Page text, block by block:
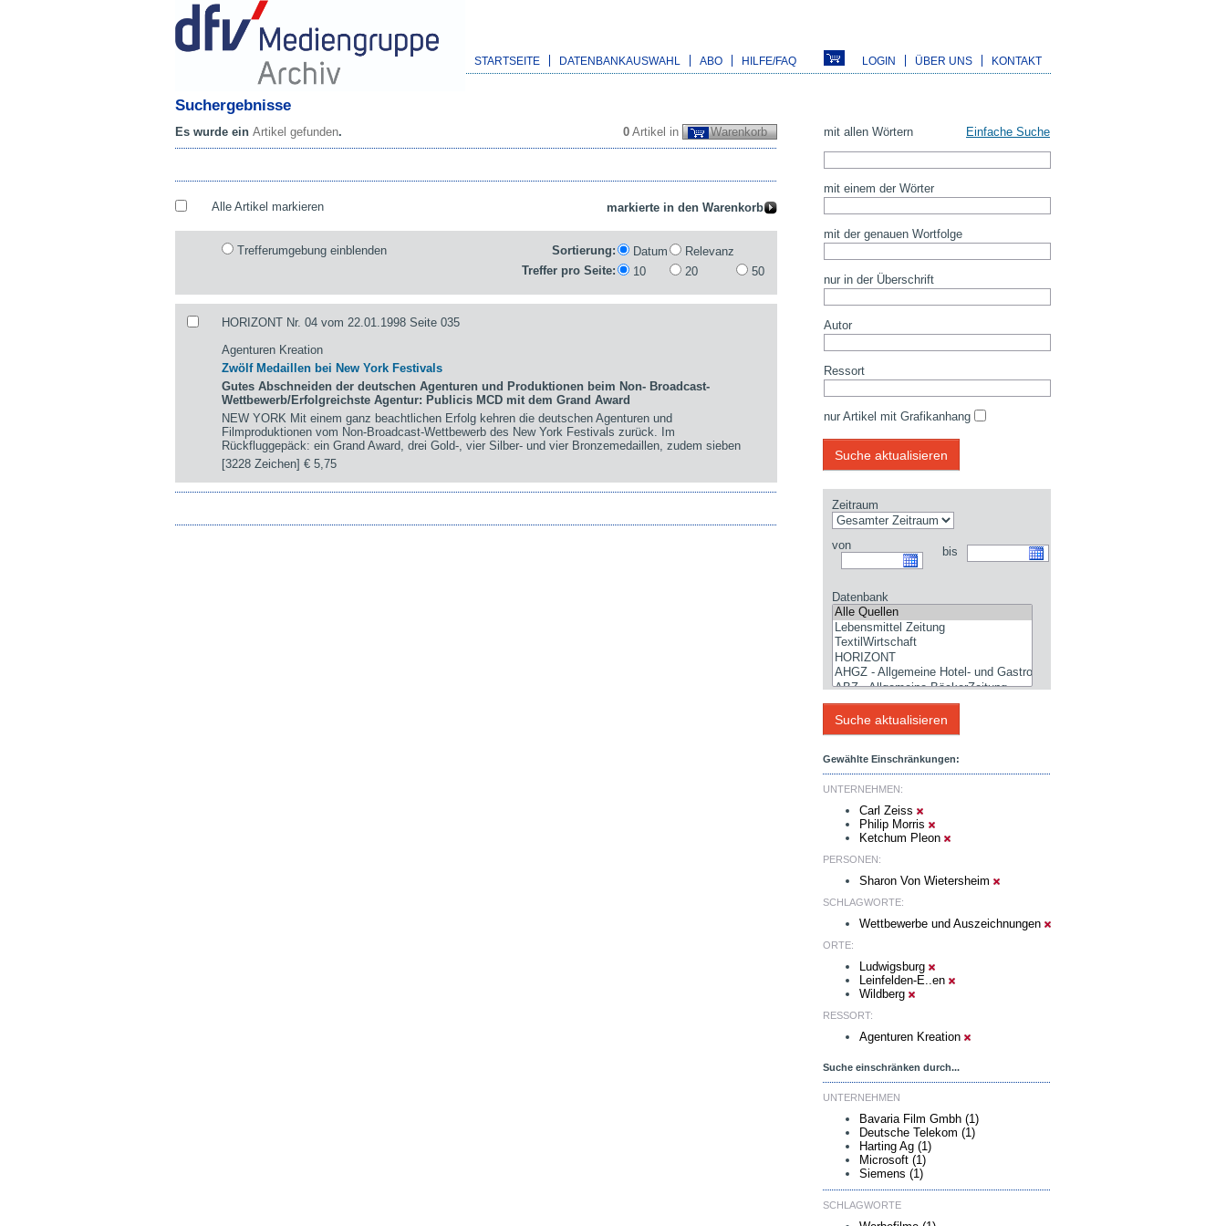
STARTSEITE DATENBANKAUSWAHL ABO HILFE/FAQ LOGIN ÜBER UNS KONTAKT
Suchergebnisse
0 Artikel in Warenkorb
Es wurde ein Artikel gefunden.
Alle Artikel markieren
Trefferumgebung einblenden Sortierung: Datum
Relevanz
Treffer pro Seite:
10 20 50
HORIZONT Nr. 04 vom 22.01.1998 Seite 035
Agenturen Kreation
Zwölf Medaillen bei New York Festivals
Gutes Abschneiden der deutschen Agenturen und Produktionen beim Non- Broadcast-
Wettbewerb/Erfolgreichste Agentur: Publicis MCD mit dem Grand Award
NEW YORK Mit einem ganz beachtlichen Erfolg kehren die deutschen Agenturen und
Filmproduktionen vom Non-Broadcast-Wettbewerb des New York Festivals zurück. Im
Rückfluggepäck: ein Grand Award, drei Gold-, vier Silber- und vier Bronzemedaillen, zudem sieben
[3228 Zeichen]€ 5,75
mit allen Wörtern Einfache Suche
mit einem der Wörter
mit der genauen Wortfolge
nur in der Überschrift
Autor
Ressort
nur Artikel mit Grafikanhang
Zeitraum
von bis
Datenbank
Gewählte Einschränkungen:
UNTERNEHMEN:
Carl Zeiss
Philip Morris
Ketchum Pleon
PERSONEN:
Sharon Von Wietersheim
SCHLAGWORTE:
Wettbewerbe und Auszeichnungen
ORTE:
Ludwigsburg
Leinfelden-E..en
Wildberg
RESSORT:
Agenturen Kreation
Suche einschränken durch...
UNTERNEHMEN
Bavaria Film Gmbh (1)
Deutsche Telekom (1)
Harting Ag (1)
Microsoft (1)
Siemens (1)
SCHLAGWORTE